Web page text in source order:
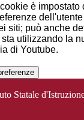
è impostato
siti; può anche
utilizzando la
di Youtube.
Statale